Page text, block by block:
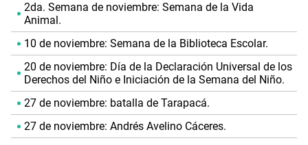
2da. Semana de noviembre: Semana de la Vida
Animal.
10 de noviembre: Semana de la Biblioteca Escolar.
20 de noviembre: Día de la Declaración Universal de los
Derechos del Niño e Iniciación de la Semana del Niño.
27 de noviembre: batalla de Tarapacá.
27 de noviembre: Andrés Avelino Cáceres.